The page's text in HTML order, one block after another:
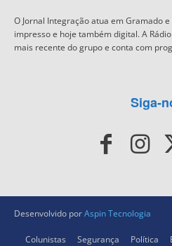
O Jornal Integração atua em Gramado
impresso e hoje também digital. A
mais recente do grupo e conta com
Siga-
Desenvolvido porAspin Tecnologia
Colunistas Segurança Política